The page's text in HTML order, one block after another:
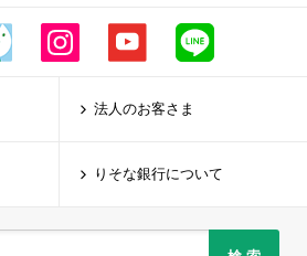
法人のお客さま
りそな銀行について